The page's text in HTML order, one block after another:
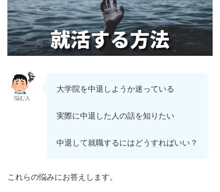
悩む人
大学院を中退しようか迷っている
実際に中退した人の話を知りたい
中退して就職するにはどうすればいい？
これらの悩みにお答えします。